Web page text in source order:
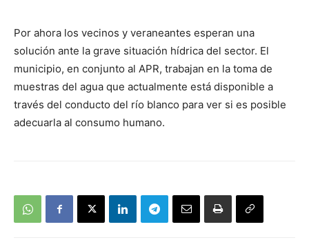
Por ahora los vecinos y veraneantes esperan una
solución ante la grave situación hídrica del sector. El
municipio, en conjunto al APR, trabajan en la toma de
muestras del agua que actualmente está disponible a
través del conducto del río blanco para ver si es posible
adecuarla al consumo humano.